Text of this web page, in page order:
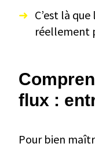
C’est là
réellement
flux :
Pour bien